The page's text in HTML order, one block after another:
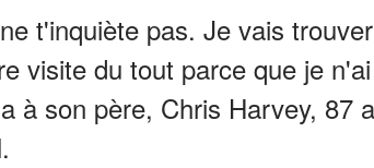
t'inquiète pas. Je vais
visite du tout parce que je
à son père, Chris Harvey, 87